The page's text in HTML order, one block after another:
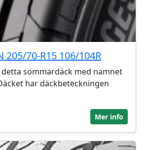
205/70-R15 106/104R
sommardäck med namnet
har däckbeteckningen
Mer info